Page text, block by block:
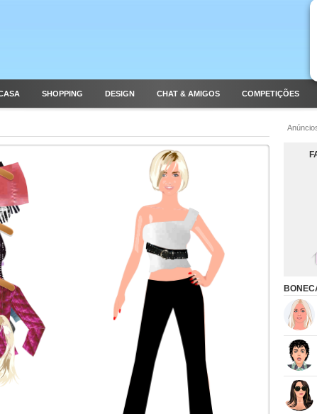
SHOPPING DESIGN CHAT & AMIGOS COMPETIÇÕES